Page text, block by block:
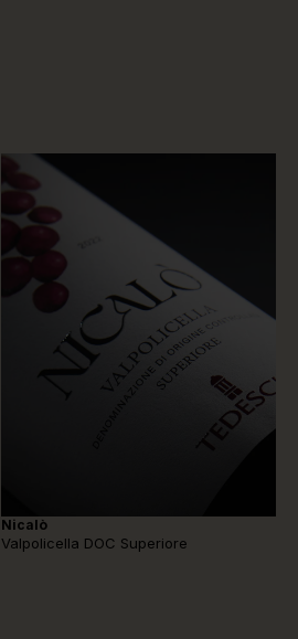
Nicalò
Valpolicella DOC Superiore